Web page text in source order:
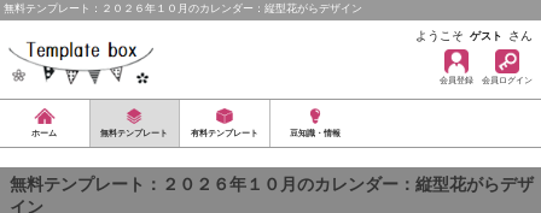
無料テンプレート：２０２６年１０月のカレンダー：縦型花がらデザイン
ようこそ ゲスト さん
会員登録 会員ログイン
ホーム 無料テンプレート 有料テンプレート 豆知識・情報
無料テンプレート：２０２６年１０月のカレンダー：縦型花がらデザ
イン